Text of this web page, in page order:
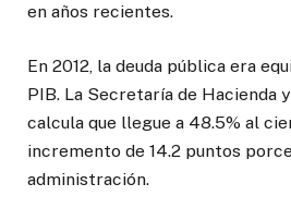
en años recientes.
En 2012, la deuda pública era
PIB. La Secretaría de Hacienda
calcula que llegue a 48.5% al
incremento de 14.2 puntos
administración.